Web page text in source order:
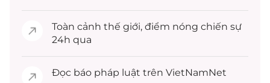
Toàn cảnh thế giới, điểm nóng chiến sự
24h qua
Đọc báo pháp luật trên VietNamNet